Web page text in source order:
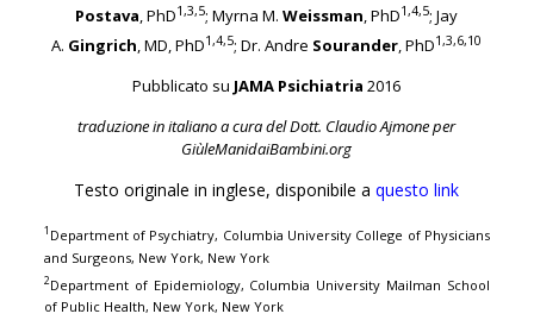
Postava, PhD1,3,5; Myrna M.Weissman, PhD1,4,5; Jay
A. Gingrich, MD, PhD1,4,5; Dr. Andre Sourander, PhD1,3,6,10
Pubblicato su JAMA Psichiatria 2016
traduzione in italiano a cura del Dott. Claudio Ajmone per
GiùleManidaiBambini.org
Testo originale in inglese, disponibile aquesto link
1 Department of Psychiatry, Columbia University College of Physicians
and Surgeons, New York, New York
2Department of Epidemiology, Columbia University Mailman School
of Public Health, New York, New York